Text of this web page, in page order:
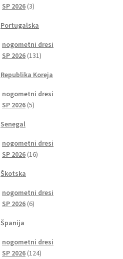
SP 2026 33
Portugalska
nogometni dresi
SP 2026 131131
Republika Koreja
nogometni dresi
SP 2026 55
Senegal
nogometni dresi
SP 2026 1616
Škotska
nogometni dresi
SP 2026 66
Španija
nogometni dresi
SP 2026 124124